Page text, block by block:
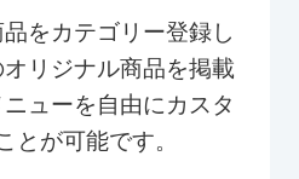
をカテゴリー登録し
リジナル商品を掲載
ューを自由にカスタ
とが可能です。